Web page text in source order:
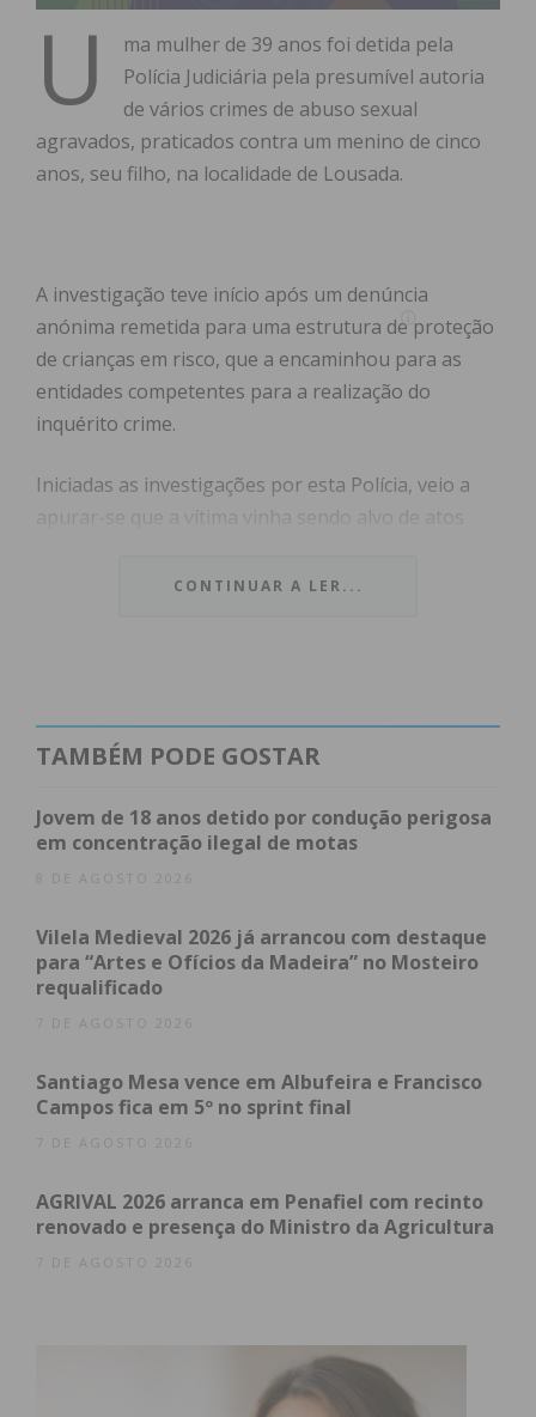
U
ma mulher de 39 anos foi detida pela
Polícia Judiciária pela presumível autoria
de vários crimes de abuso sexual
agravados, praticados contra um menino de cinco
anos, seu filho, na localidade de Lousada.
A investigação teve início após um denúncia
anónima remetida para uma estrutura de proteção
de crianças em risco, que a encaminhou para as
entidades competentes para a realização do
inquérito crime.
Iniciadas as investigações por esta Polícia, veio a
apurar-se que a vítima vinha sendo alvo de atos
ambos coabitam, não tendo sido ainda possível
primeiro interrogatório judicial, tendo ficado sujeita
à medida de coação de proibição total de contatos
com a vítima e restantes filhos que com ela
coabitavam.
Subscreva a newsletter do
obtenha de forma regular a informação
atualizada.
CONTINUAR A LER...
TAMBÉM PODE GOSTAR
Jovem de 18 anos detido por condução perigosa
em concentração ilegal de motas
8 DE AGOSTO 2026
Vilela Medieval 2026 já arrancou com destaque
para “Artes e Ofícios da Madeira” no Mosteiro
requalificado
7 DE AGOSTO 2026
Santiago Mesa vence em Albufeira e Francisco
Campos fica em 5º no sprint final
7 DE AGOSTO 2026
AGRIVAL 2026 arranca em Penafiel com recinto
renovado e presença do Ministro da Agricultura
7 DE AGOSTO 2026